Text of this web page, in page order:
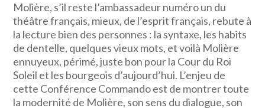
Molière, s’il reste l’ambassadeur numéro un du
théâtre français, mieux, de l’esprit français, rebute à
la lecture bien des personnes : la syntaxe, les habits
de dentelle, quelques vieux mots, et voilà Molière
ennuyeux, périmé, juste bon pour la Cour du Roi
Soleil et les bourgeois d’aujourd’hui. L’enjeu de
cette Conférence Commando est de montrer toute
la modernité de Molière, son sens du dialogue, son